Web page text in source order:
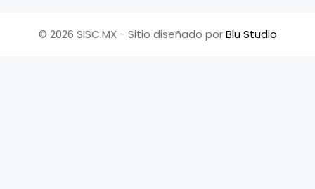
© 2026 SISC.MX - Sitio diseñado porBlu Studio